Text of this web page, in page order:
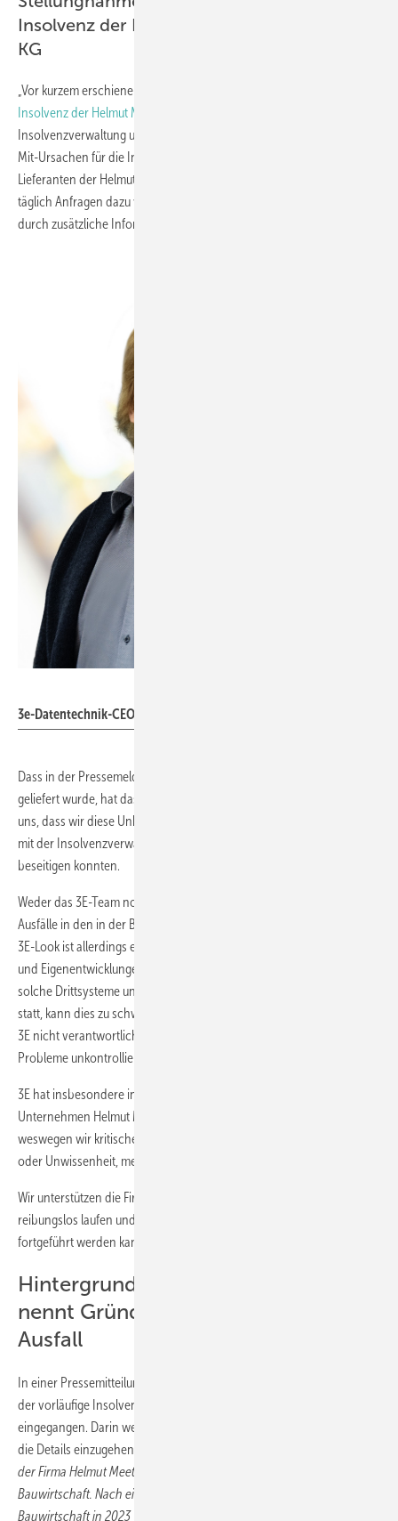
Insolvenz der Helmut Meeth GmbH & Co.
KG
„Vor kurzem erschienen in der Fachpresse Beiträge bezüglich der
Insolvenz der Helmut Meeth GmbH & Co. KG
Insolvenzverwaltung unter anderem Schwierigkeiten mit der IT als
Mit-Ursachen für die Insolvenz nannte. Da auch 3E zu den IT-
Lieferanten der Helmut Meeth GmbH gehört, erreichen 3E seitdem
täglich Anfragen dazu von unseren Branchenbegleitern. Wir möchten
durch zusätzliche Information für Klarheit sorgen.
3e-Datentechnik-CEO Moritz Ebert
Dass in der Pressemeldung nicht mehr Kontext zu den Problemen
geliefert wurde, hat das ganze 3E-Team stark irritiert. Daher freuen wir
uns, dass wir diese Unklarheit auch durch den persönlichen Kontakt
mit der Insolvenzverwaltung, mit der wir nun zusammenarbeiten,
beseitigen konnten.
Weder das 3E-Team noch unsere Softwareplattform 3E-Look hat für
Ausfälle in den in der Berichterstattung genannten Bereichen geführt.
3E-Look ist allerdings eine ergänzbare Plattform, an die Drittsysteme
und Eigenentwicklungen angedockt werden können. Finden durch
solche Drittsysteme unautorisierte Veränderungen in der Datenbank
statt, kann dies zu schwerwiegenden Problemen führen, für die aber
3E nicht verantwortlich ist. Fehlendes Fachpersonal kann solche
Probleme unkontrollierbar machen.
3E hat insbesondere in den letzten Monaten konstant versucht, das
Unternehmen Helmut Meeth bei der Datenintegrität zu unterstützen,
weswegen wir kritische Situationen, entstanden durch Drittsoftware
oder Unwissenheit, meist entschärfen konnten.
Wir unterstützen die Firma Meeth tatkräftig, damit die Systeme wieder
reibungslos laufen und die Auftragsabwicklung schnellstmöglich
fortgeführt werden kann.“
Hintergrund: Insolvenzverwalter
nennt Gründe für Helmut Meeth-
Ausfall
In einer Pressemitteilung und auch in einem Interview mit der GW ist
der vorläufige Insolvenzverwalter auf die Gründe der Insolvenz
eingegangen. Darin werden IT-System-Probleme aufgeführt, ohne auf
die Details einzugehen: „
der Firma Helmut Meeth ist die tiefgreifende Krise in der deutschen
Bauwirtschaft. Nach einem weiteren schwachen Konjunkturjahr der
Bauwirtschaft in 2023 waren auch in 2024 die Baugenehmigungen